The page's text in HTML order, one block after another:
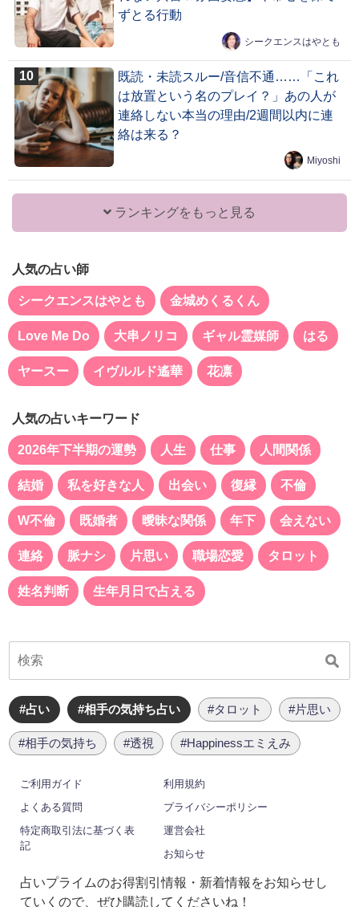
ずとる行動
シークエンスはやとも
既読・未読スルー/音信不通……「これ
は放置という名のプレイ？」あの人が
連絡しない本当の理由/2週間以内に連
絡は来る？
Miyoshi
ランキングをもっと見る
人気の占い師
シークエンスはやとも 金城めくるくん
Love Me Do 大串ノリコ ギャル霊媒師 はる
ヤースー イヴルルド遙華 花凛
人気の占いキーワード
2026年下半期の運勢 人生 仕事 人間関係
結婚 私を好きな人 出会い 復縁 不倫
W不倫 既婚者 曖昧な関係 年下 会えない
連絡 脈ナシ 片思い 職場恋愛 タロット
姓名判断 生年月日で占える
#占い #相手の気持ち占い #タロット #片思い
#相手の気持ち #透視 #Happinessエミえみ
ご利用ガイド
利用規約
よくある質問
プライバシーポリシー
特定商取引法に基づく表
記
運営会社
お知らせ
占いプライムのお得割引情報・新着情報をお知らせし
ていくので、ぜひ購読してくださいね！